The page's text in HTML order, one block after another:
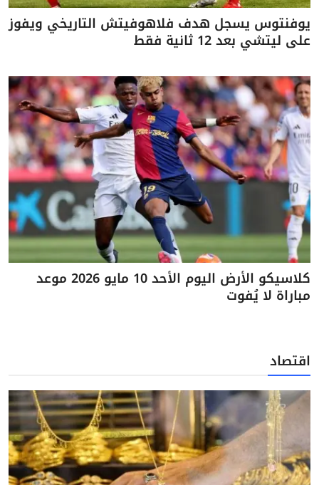
يوفنتوس يسجل هدف فلاهوفيتش التاريخي ويفوز
على ليتشي بعد 12 ثانية فقط
كلاسيكو الأرض اليوم الأحد 10 مايو 2026 موعد
مباراة لا يُفوت
اقتصاد